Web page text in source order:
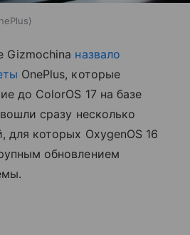
Gizmochina назвало
OnePlus, которые
до ColorOS 17 на базе
сразу несколько
для которых OxygenOS 16
обновлением